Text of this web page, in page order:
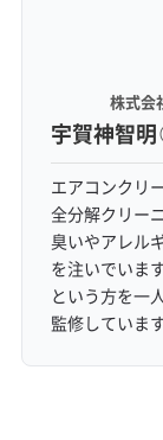
株式会
宇賀神智明
エアコンクリ
全分解クリー
臭いやアレル
を注いでいま
という方を一
監修しています